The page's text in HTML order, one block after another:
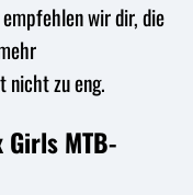
wir dir, die
nicht zu eng.
MTB-